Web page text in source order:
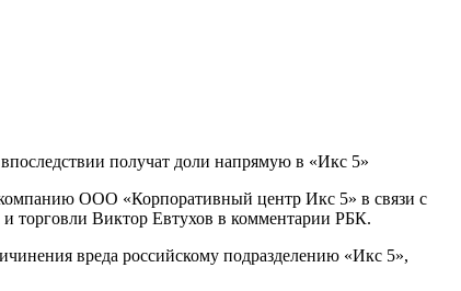
получат доли напрямую в «Икс 5»
ООО «Корпоративный центр Икс 5» в связи с
торговли Виктор Евтухов в комментарии РБК.
вреда российскому подразделению «Икс 5»,